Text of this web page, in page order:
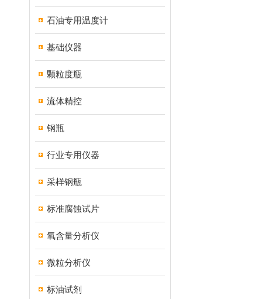
石油专用温度计
基础仪器
颗粒度瓶
流体精控
钢瓶
行业专用仪器
采样钢瓶
标准腐蚀试片
氧含量分析仪
微粒分析仪
标油试剂